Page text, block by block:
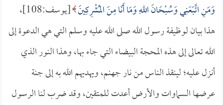
وَمَنِ اتَّبَعَنِي وَسُبْحَانَ اللهِ وَمَا أَنَا مِنَ المُشْرِكِينَ
[يوسف:108]،
هذا بيان لوظيفة رسول الله صلى الله عليه وسلم التي هي الدعوة إلى
الله تعالى إلى هذه المحجة البيضاء التي جاء بها، وهذا النور الذي
أنزل عليه؛ لينقذ الناس من نار جهنم، ويهديهم الله به إلى جنة
عرضها السماوات والأرض أعدت للمتقين، وقد ضرب لنا الرسول